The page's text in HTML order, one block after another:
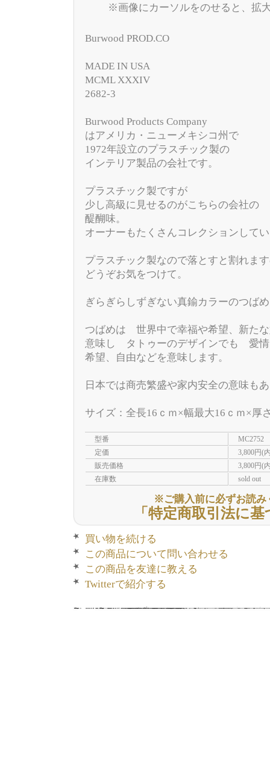
※画像にカーソルをのせると、拡
Burwood PROD.CO
MADE IN USA
MCML XXXIV
2682-3
Burwood Products Company
はアメリカ・ニューメキシコ州で
1972年設立のプラスチック製の
インテリア製品の会社です。
プラスチック製ですが
少し高級に見せるのがこちらの会社の
醍醐味。
オーナーもたくさんコレクションして
プラスチック製なので落とすと割れま
どうぞお気をつけて。
ぎらぎらしずぎない真鍮カラーのつば
つばめは 世界中で幸福や希望、新た
意味し タトゥーのデザインでも 愛情
希望、自由などを意味します。
日本では商売繁盛や家内安全の意味も
サイズ：全長16ｃｍ×幅最大16ｃｍ×厚
型番
MC2752
定価
3,800円(
販売価格
3,800円(
在庫数
sold out
※ご購入前に必ずお読み
「特定商取引法に
買い物を続ける
この商品について問い合わせる
この商品を友達に教える
Twitterで紹介する